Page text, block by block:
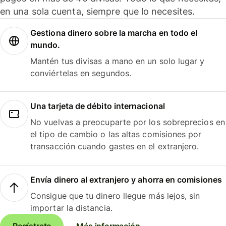
en una sola cuenta, siempre que lo necesites.
Gestiona dinero sobre la marcha en todo el
mundo.
Mantén tus divisas a mano en un solo lugar y
conviértelas en segundos.
Una tarjeta de débito internacional
No vuelvas a preocuparte por los sobreprecios en
el tipo de cambio o las altas comisiones por
transacción cuando gastes en el extranjero.
Envía dinero al extranjero y ahorra en comisiones
Consigue que tu dinero llegue más lejos, sin
importar la distancia.